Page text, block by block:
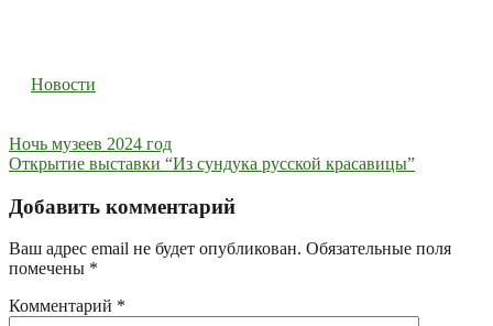
Новости
Навигация
по
записям
Ночь музеев 2024 год
Открытие выставки “Из сундука русской красавицы”
Добавить комментарий
Ваш адрес email не будет опубликован. Обязательные поля
помечены *
Комментарий *